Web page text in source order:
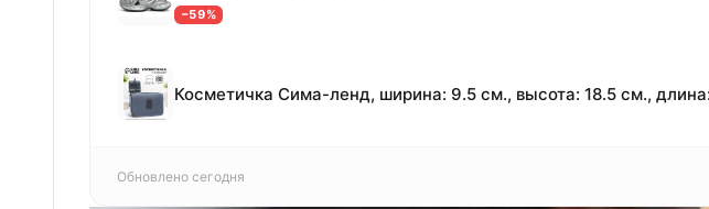
−59%
Обновлено сегодня